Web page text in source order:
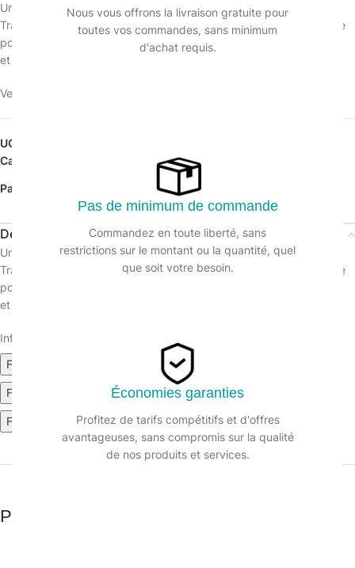
Nous vous offrons la livraison gratuite pour
toutes vos commandes, sans minimum
d'achat requis.
Pas de minimum de commande
Commandez en toute liberté, sans
restrictions sur le montant ou la quantité, quel
que soit votre besoin.
Économies garanties
Profitez de tarifs compétitifs et d'offres
avantageuses, sans compromis sur la qualité
de nos produits et services.
Urinoir URIWAVE grille désodorisante
Translucide, très parfumée la grille pour urinoir Uriwave est conçue
pour la désodorisation
et la protection des urinoirs.
Veuillez vous connecter pour voir les prix.
UGS :
Catégorie :
Partager:
Description
Urinoir URIWAVE grille désodorisante
Translucide, très parfumée la grille pour urinoir Uriwave est conçue
pour la désodorisation
et la protection des urinoirs.
Informations sur le produit :
FDS MANGO (349.32k)
FDS COTTON BLOSSOM (353.38k)
Fiche technique (698.8k)
Produits similaires